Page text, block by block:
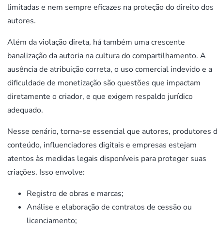
limitadas e nem sempre eficazes na proteção do direito dos
autores.
Além da violação direta, há também uma crescente
banalização da autoria na cultura do compartilhamento. A
ausência de atribuição correta, o uso comercial indevido e a
dificuldade de monetização são questões que impactam
diretamente o criador, e que exigem respaldo jurídico
adequado.
Nesse cenário, torna-se essencial que autores, produtores
conteúdo, influenciadores digitais e empresas estejam
atentos às medidas legais disponíveis para proteger suas
criações. Isso envolve:
Registro de obras e marcas;
Análise e elaboração de contratos de cessão ou
licenciamento;